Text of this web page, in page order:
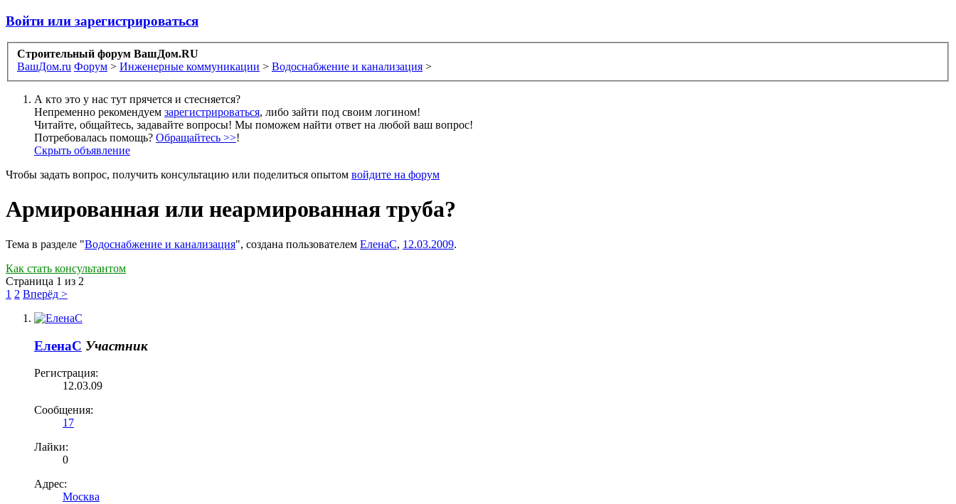
Войти или зарегистрироваться
Строительный форум ВашДом.RU
ВашДом.ru Форум > Инженерные коммуникации > Водоснабжение и канализация >
А кто это у нас тут прячется и стесняется?
Непременно рекомендуем зарегистрироваться, либо зайти под своим логином!
Читайте, общайтесь, задавайте вопросы! Мы поможем найти ответ на любой ваш вопрос!
Потребовалась помощь? Обращайтесь >>!
Скрыть объявление
Чтобы задать вопрос, получить консультацию или поделиться опытом войдите на форум
Армированная или неармированная труба?
Тема в разделе "Водоснабжение и канализация", создана пользователем ЕленаC, 12.03.2009.
Как стать консультантом
Страница 1 из 2
1 2 Вперёд >
ЕленаC Участник
Регистрация:
12.03.09
Сообщения:
17
Лайки:
0
Адрес:
Москва